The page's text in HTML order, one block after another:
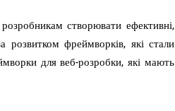
створювати ефективні,
фреймворків, які стали
для веб-розробки, які мають